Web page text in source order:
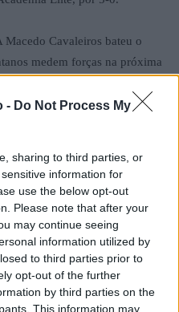
- Do Not Process My
sharing to third parties, or
information for
use the below opt-out
Please note that after your
may continue seeing
information utilized by
to third parties prior to
opt-out of the further
by third parties on the
This information may
Cavaleiros bateu o
medem forças na próxima
por 5-3. O emblema da
final com o GD Monte
oitavas-de-final devido a
equipas isentas dos
na Taça Nacional de